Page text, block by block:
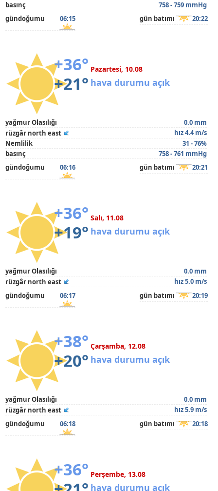
basınç
758 - 759 mmHg
gündoğumu
06:15 gün batımı 20:22
+36°
+21°
Pazartesi, 10.08
hava durumu açık
yağmur Olasılığı
0.0 mm
rüzgâr north east
hız 4.4 m/s
Nemlilik
31 - 76%
basınç
758 - 761 mmHg
gündoğumu
06:16 gün batımı 20:21
+36°
+19°
Salı, 11.08
hava durumu açık
yağmur Olasılığı
0.0 mm
rüzgâr north east
hız 5.0 m/s
gündoğumu
06:17 gün batımı 20:19
+38°
+20°
Çarşamba, 12.08
hava durumu açık
yağmur Olasılığı
0.0 mm
rüzgâr north east
hız 5.9 m/s
gündoğumu
06:18 gün batımı 20:18
+36° Perşembe, 13.08
hava durumu açık